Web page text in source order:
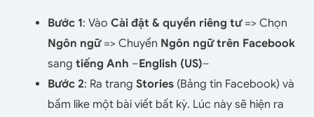
Bước 1: Vào Cài đặt & quyền riêng tư=> Chọn
Ngôn ngữ=> Chuyển Ngôn ngữ trên Facebook
sang tiếng Anh –English (US)–
Bước 2: Ra trang Stories (Bảng tin Facebook) và
bấm like một bài viết bất kỳ. Lúc này sẽ hiện ra